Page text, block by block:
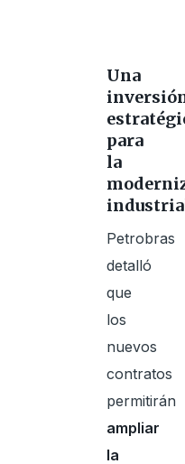
Una
para
la
Petrobras
detalló
que
los
nuevos
contratos
permitirán
ampliar
la